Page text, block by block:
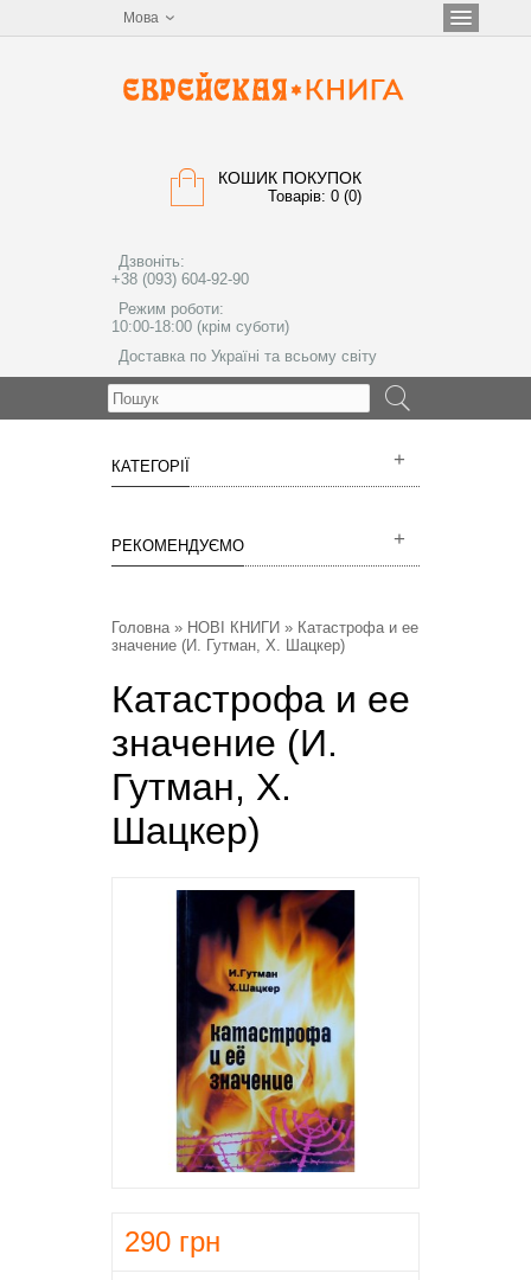
Мова
КОШИК ПОКУПОК
Товарів: 0 (0)
Дзвоніть:
+38 (093) 604-92-90
Режим роботи:
10:00-18:00 (крім суботи)
Доставка по Україні та всьому світу
КАТЕГОРІЇ
РЕКОМЕНДУЄМО
Головна» НОВІ КНИГИ » Катастрофа и ее
значение (И. Гутман, Х. Шацкер)
Катастрофа и ее
значение (И.
Гутман, Х.
Шацкер)
290 грн